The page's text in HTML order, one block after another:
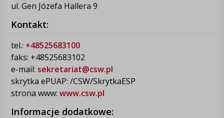
ul. Gen Józefa Hallera 9
Kontakt:
tel.: +48525683100
faks: +48525683102
e-mail: sekretariat@csw.pl
skrytka ePUAP: /CSW/SkrytkaESP
strona www: www.csw.pl
Informacje dodatkowe: